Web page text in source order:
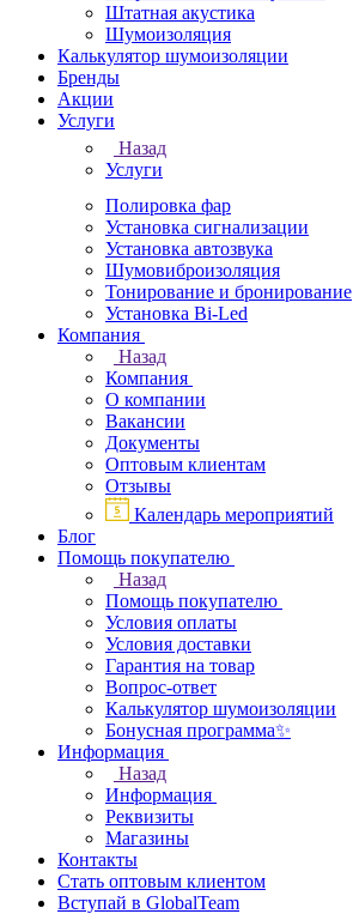
Штатная акустика
Шумоизоляция
Калькулятор шумоизоляции
Бренды
Акции
Услуги
Назад
Услуги
Полировка фар
Установка сигнализации
Установка автозвука
Шумовиброизоляция
Тонирование и бронирование
Установка Bi-Led
Компания
Назад
Компания
О компании
Вакансии
Документы
Оптовым клиентам
Отзывы
Календарь мероприятий
Блог
Помощь покупателю
Назад
Помощь покупателю
Условия оплаты
Условия доставки
Гарантия на товар
Вопрос-ответ
Калькулятор шумоизоляции
Бонусная программа✨
Информация
Назад
Информация
Реквизиты
Магазины
Контакты
Стать оптовым клиентом
Вступай в GlobalTeam